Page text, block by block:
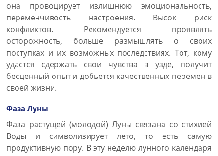
она провоцирует излишнюю эмоциональность,
переменчивость настроения. Высок риск
конфликтов. Рекомендуется проявлять
осторожность, больше размышлять о своих
поступках и их возможных последствиях. Тот, кому
удастся сдержать свои чувства в узде, получит
бесценный опыт и добьется качественных перемен в
своей жизни.
Фаза Луны
Фаза растущей (молодой) Луны связана со стихией
Воды и символизирует лето, то есть самую
продуктивную пору. В эту неделю лунного календаря